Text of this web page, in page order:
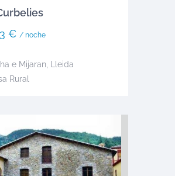
€ / noche
e Mijaran
Lleida
Rural